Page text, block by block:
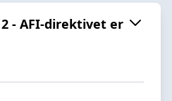
2 - AFI-direktivet er